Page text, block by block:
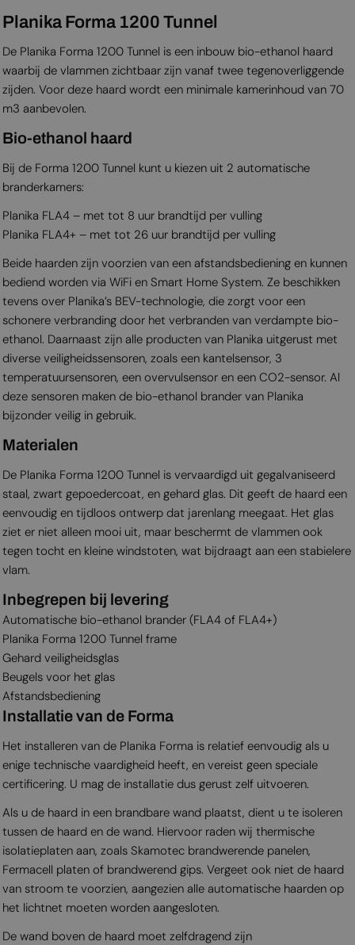
Planika Forma 1200 Tunnel
De Planika Forma 1200 Tunnel is een inbouw bio-ethanol haard
waarbij de vlammen zichtbaar zijn vanaf twee tegenoverliggende
zijden. Voor deze haard wordt een minimale kamerinhoud van 70
m3 aanbevolen.
Bio-ethanol haard
Bij de Forma 1200 Tunnel kunt u kiezen uit 2 automatische
branderkamers:
Planika FLA4 – met tot 8 uur brandtijd per vulling
Planika FLA4+ – met tot 26 uur brandtijd per vulling
Beide haarden zijn voorzien van een afstandsbediening en kunnen
bediend worden via WiFi en Smart Home System. Ze beschikken
tevens over Planika’s BEV-technologie, die zorgt voor een
schonere verbranding door het verbranden van verdampte bio-
ethanol. Daarnaast zijn alle producten van Planika uitgerust met
diverse veiligheidssensoren, zoals een kantelsensor, 3
temperatuursensoren, een overvulsensor en een CO2-sensor. Al
deze sensoren maken de bio-ethanol brander van Planika
bijzonder veilig in gebruik.
Materialen
De Planika Forma 1200 Tunnel is vervaardigd uit gegalvaniseerd
staal, zwart gepoedercoat, en gehard glas. Dit geeft de haard een
eenvoudig en tijdloos ontwerp dat jarenlang meegaat. Het glas
ziet er niet alleen mooi uit, maar beschermt de vlammen ook
tegen tocht en kleine windstoten, wat bijdraagt aan een stabielere
vlam.
Inbegrepen bij levering
Automatische bio-ethanol brander (FLA4 of FLA4+)
Planika Forma 1200 Tunnel frame
Gehard veiligheidsglas
Beugels voor het glas
Afstandsbediening
Installatie van de Forma
Het installeren van de Planika Forma is relatief eenvoudig als u
enige technische vaardigheid heeft, en vereist geen speciale
certificering. U mag de installatie dus gerust zelf uitvoeren.
Als u de haard in een brandbare wand plaatst, dient u te isoleren
tussen de haard en de wand. Hiervoor raden wij thermische
isolatieplaten aan, zoals Skamotec brandwerende panelen,
Fermacell platen of brandwerend gips. Vergeet ook niet de haard
van stroom te voorzien, aangezien alle automatische haarden op
het lichtnet moeten worden aangesloten.
De wand boven de haard moet zelfdragend zijn